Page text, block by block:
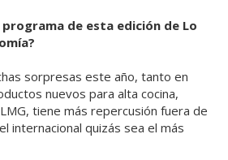
de esta edición de Lo
sorpresas este año, tanto en
nuevos para alta cocina,
tiene más repercusión fuera de
internacional quizás sea el más